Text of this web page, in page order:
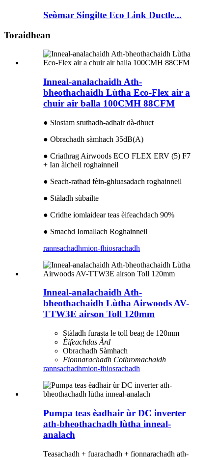
Seòmar Singilte Eco Link Ductle...
Toraidhean
Inneal-analachaidh Ath-
bheothachaidh Lùtha Eco-Flex air a
chuir air balla 100CMH 88CFM
● Siostam sruthadh-adhair dà-dhuct
● Obrachadh sàmhach 35dB(A)
● Criathrag Airwoods ECO FLEX ERV (5) F7
+ Ian àicheil roghainneil
● Seach-rathad fèin-ghluasadach roghainneil
● Stàladh sùbailte
● Cridhe iomlaidear teas èifeachdach 90%
● Smachd Iomallach Roghainneil
rannsachadhmion-fhiosrachadh
Inneal-analachaidh Ath-
bheothachaidh Lùtha Airwoods AV-
TTW3E airson Toll 120mm
Stàladh furasta le toll beag de 120mm
Èifeachdas Àrd
Obrachadh Sàmhach
Fionnarachadh Cothromachaidh
rannsachadhmion-fhiosrachadh
Pumpa teas èadhair ùr DC inverter
ath-bheothachadh lùtha inneal-
analach
Teasachadh + fuarachadh + fionnarachadh ath-